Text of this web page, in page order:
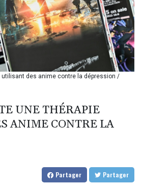
BMD 1
BND 1.277602
BOB 11.849673
BRL 5.083304
BSD 0.997016
BTN 94.875232
BWP 13.457596
BZD 2.00519
CDF 2262.50392
CNY 6.747604
CNH 6.743285
utilisant des anime contre la dépression /
UNE THÉRAPIE
ANIME CONTRE LA
Partager Partager